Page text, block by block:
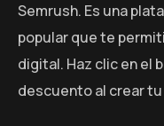
Semrush. Es una
popular que te
digital. Haz clic en el
descuento al crear